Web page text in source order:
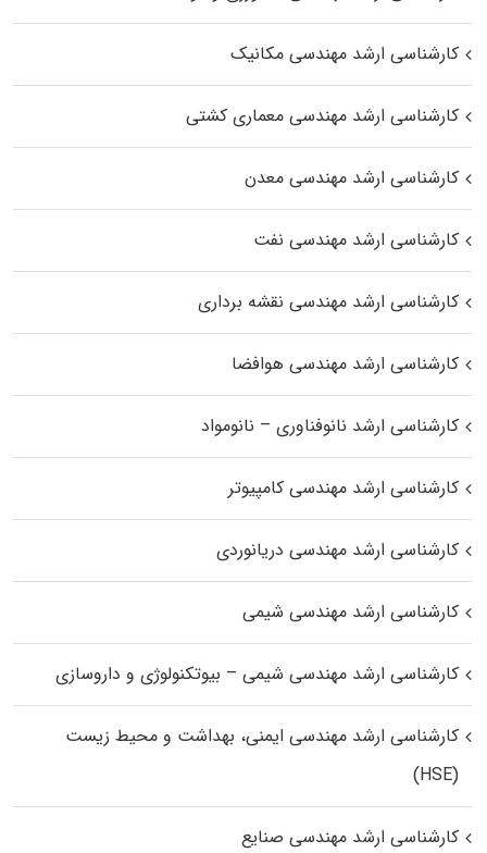
کارشناسی ارشد مهندسی مکانیک
کارشناسی ارشد مهندسی معماری کشتی
کارشناسی ارشد مهندسی معدن
کارشناسی ارشد مهندسی نفت
کارشناسی ارشد مهندسی نقشه برداری
کارشناسی ارشد مهندسی هوافضا
کارشناسی ارشد نانوفناوری – نانومواد
کارشناسی ارشد مهندسی کامپیوتر
کارشناسی ارشد مهندسی دریانوردی
کارشناسی ارشد مهندسی شیمی
کارشناسی ارشد مهندسی شیمی – بیوتکنولوژی و داروسازی
کارشناسی ارشد مهندسی ایمنی، بهداشت و محیط زیست
(HSE)
کارشناسی ارشد مهندسی صنایع